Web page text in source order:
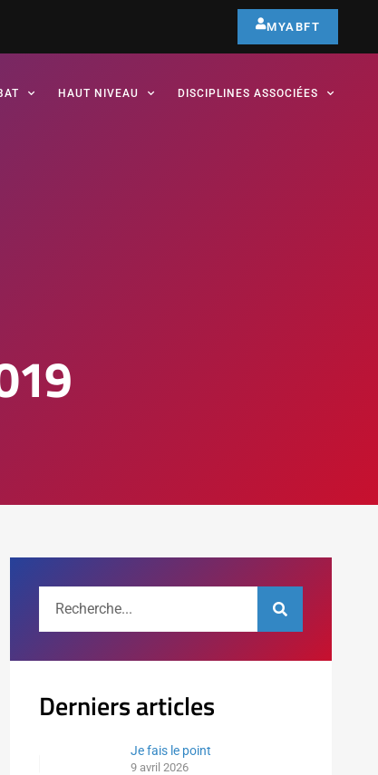
MYABFT
HAUT NIVEAU DISCIPLINES ASSOCIÉES
Derniers articles
Je fais le point
9 avril 2026